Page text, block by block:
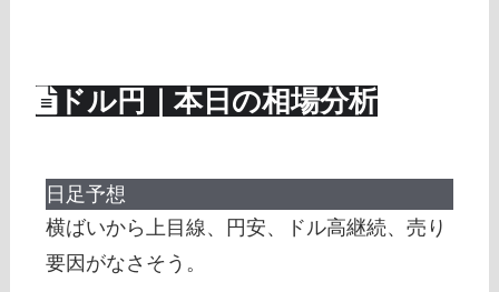
ドル円｜本日の相場分析
日足予想
横ばいから上目線、円安、ドル高継続、売り
要因がなさそう。